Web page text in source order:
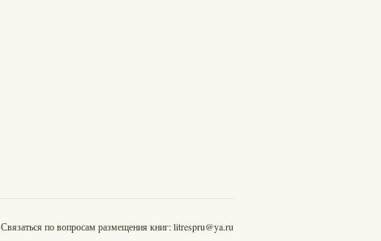
Связаться по вопросам размещения книг:litrespru@ya.ru